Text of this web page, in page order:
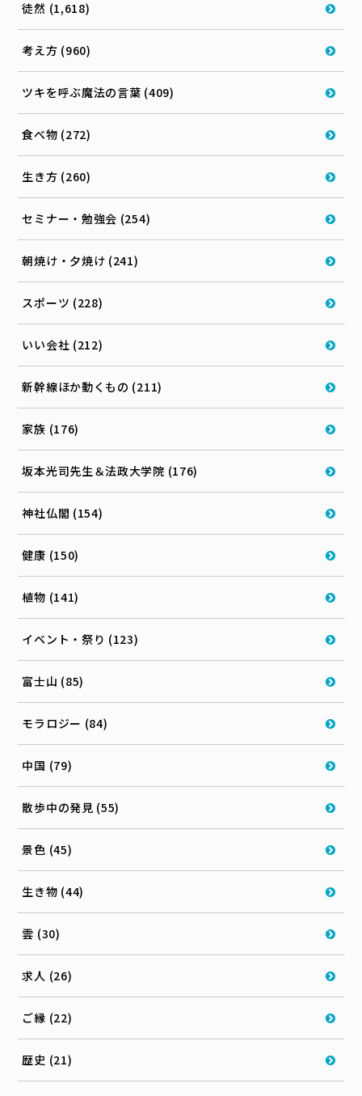
徒然 (1,618)
考え方 (960)
ツキを呼ぶ魔法の言葉 (409)
食べ物 (272)
生き方 (260)
セミナー・勉強会 (254)
朝焼け・夕焼け (241)
スポーツ (228)
いい会社 (212)
新幹線ほか動くもの (211)
家族 (176)
坂本光司先生＆法政大学院 (176)
神社仏閣 (154)
健康 (150)
植物 (141)
イベント・祭り (123)
富士山 (85)
モラロジー (84)
中国 (79)
散歩中の発見 (55)
景色 (45)
生き物 (44)
雲 (30)
求人 (26)
ご縁 (22)
歴史 (21)